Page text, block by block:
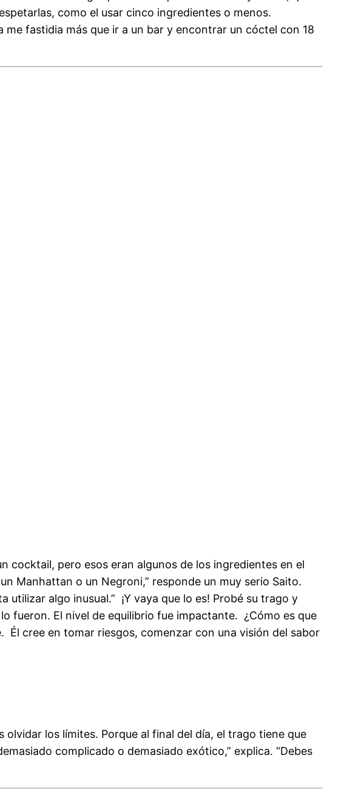
como el usar cinco ingredientes o menos.
fastidia más que ir a un bar y encontrar un cóctel con 18
cocktail, pero esos eran algunos de los ingredientes en el
Manhattan o un Negroni,” responde un muy serio Saito.
algo inusual.” ¡Y vaya que lo es! Probé su trago y
fueron. El nivel de equilibrio fue impactante. ¿Cómo es que
Él cree en tomar riesgos, comenzar con una visión del sabor
los límites. Porque al final del día, el trago tiene que
complicado o demasiado exótico,” explica. “Debes